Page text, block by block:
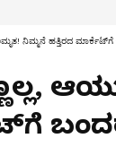
ನಿಮ್ಮನೆ ಹತ್ತಿರದ